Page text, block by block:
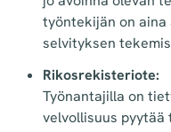
työntekijän on
selvityksen
Rikosrekisteriote:
Työnantajilla on
velvollisuus